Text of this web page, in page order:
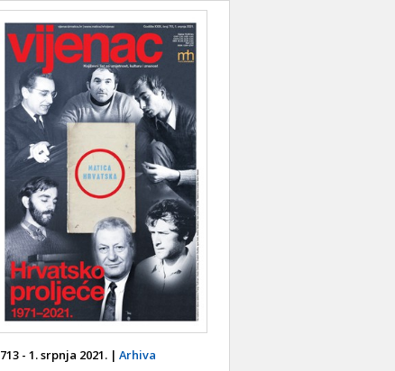
713 - 1. srpnja 2021. | Arhiva